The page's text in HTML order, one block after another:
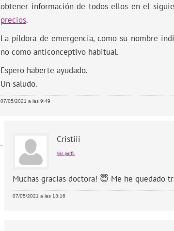
obtener información de todos ellos en el
precios.
La píldora de emergencia, como su nombre
no como anticonceptivo habitual.
Espero haberte ayudado.
Un saludo.
07/05/2021 a las 9:49
Cristiii
Ver perfil
Muchas gracias doctora! 😇 Me he quedado
07/05/2021 a las 13:16